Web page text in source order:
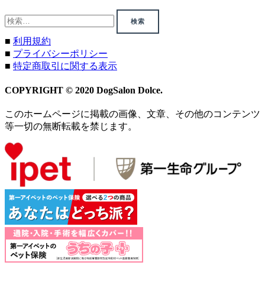
検
索:
■ 利用規約
■ プライバシーポリシー
■ 特定商取引に関する表示
COPYRIGHT © 2020 DogSalon Dolce.
このホームページに掲載の画像、文章、その他のコンテンツ
等一切の無断転載を禁じます。